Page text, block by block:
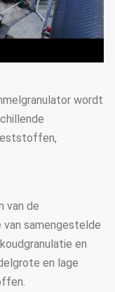
wordt
van de
van samengestelde
en
en lage